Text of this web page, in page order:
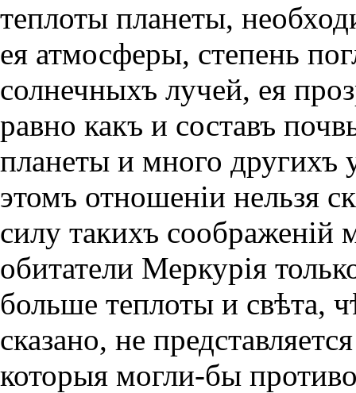
теплоты планеты,
ея атмосферы, степень
солнечныхъ лучей, ея
равно какъ и составъ
планеты и много другихъ
этомъ отношенiи нельзя
силу такихъ соображенiй
обитатели Меркурiя
больше теплоты и свѣта,
сказано, не
которыя могли-бы